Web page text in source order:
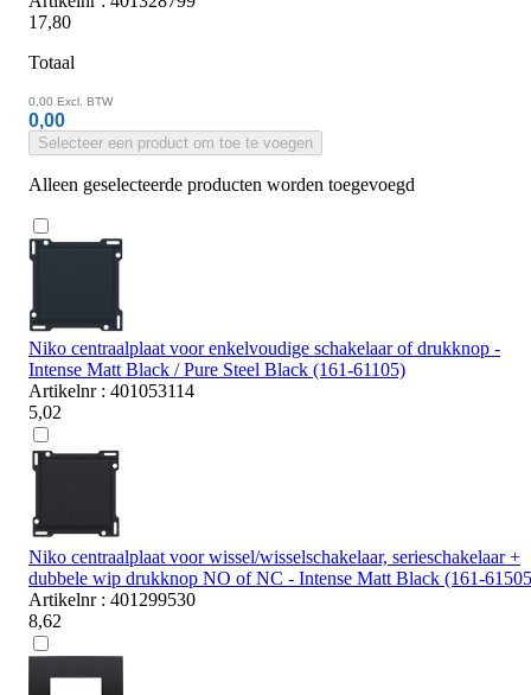
17,80
Totaal
0,00 Excl. BTW
0,00
Selecteer een product om toe te voegen
Alleen geselecteerde producten worden toegevoegd
Niko centraalplaat voor enkelvoudige schakelaar of drukknop -
Intense Matt Black / Pure Steel Black (161-61105)
Artikelnr : 401053114
5,02
Niko centraalplaat voor wissel/wisselschakelaar, serieschakelaar +
dubbele wip drukknop NO of NC - Intense Matt Black (161-
Artikelnr : 401299530
8,62